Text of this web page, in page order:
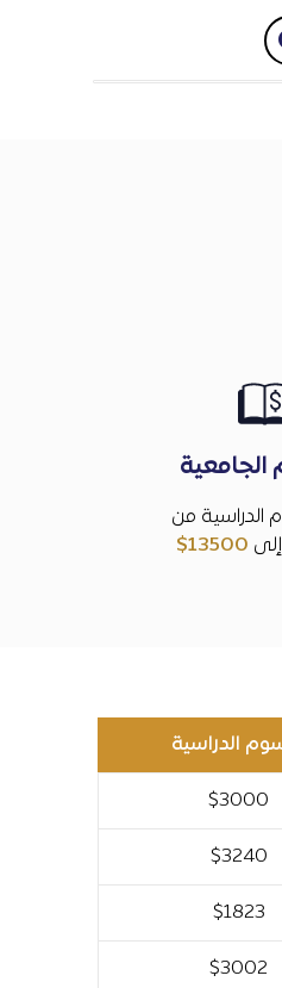
الجامعية
الدراسية من
إلى 13500$
الدراسية
$3000
$3240
$1823
$3002